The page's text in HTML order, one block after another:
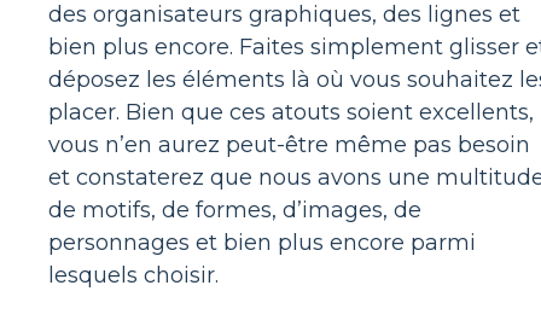
des organisateurs graphiques, des lignes et
bien plus encore. Faites simplement glisser
déposez les éléments là où vous souhaitez
placer. Bien que ces atouts soient excellents,
vous n’en aurez peut-être même pas besoin
et constaterez que nous avons une
de motifs, de formes, d’images, de
personnages et bien plus encore parmi
lesquels choisir.